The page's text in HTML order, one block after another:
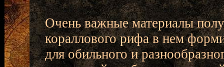
Очень важные материалы
кораллового рифа в нем
для обильного и